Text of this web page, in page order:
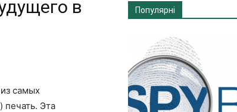
в
самых
печать. Эта
Популярні